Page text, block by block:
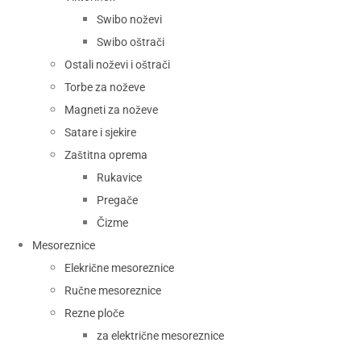
Swibo noževi
Swibo oštrači
Ostali noževi i oštrači
Torbe za noževe
Magneti za noževe
Satare i sjekire
Zaštitna oprema
Rukavice
Pregače
Čizme
Mesoreznice
Elekrične mesoreznice
Ručne mesoreznice
Rezne ploče
za električne mesoreznice